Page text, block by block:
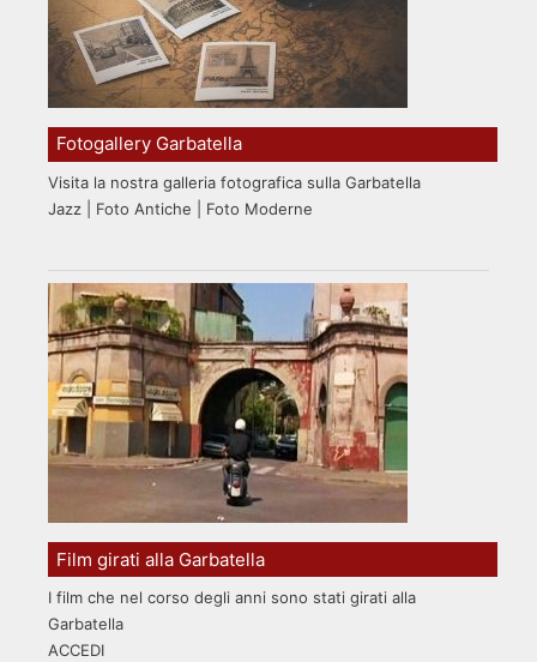
Fotogallery Garbatella
Visita la nostra galleria fotografica sulla Garbatella
Jazz | Foto Antiche | Foto Moderne
Film girati alla Garbatella
I film che nel corso degli anni sono stati girati alla
Garbatella
ACCEDI